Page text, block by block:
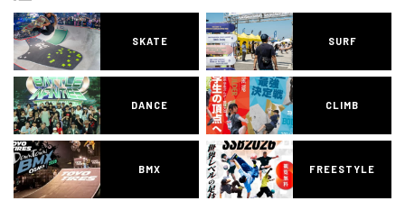
SKATE SURF
DANCE CLIMB
BMX FREESTYLE